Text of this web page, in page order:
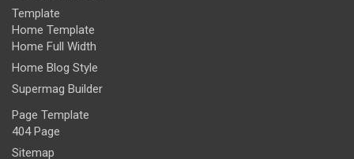
Template
Home Template
Home Full Width
Home Blog Style
Supermag Builder
Page Template
404 Page
Sitemap